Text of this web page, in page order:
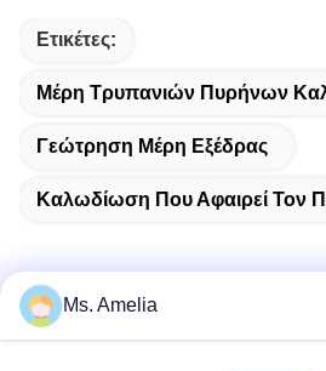
Ετικέτες:
Μέρη Τρυπανιών Πυρήνων
Γεώτρηση Μέρη Εξέδρας
Καλωδίωση Που Αφαιρεί Τον
Ms. Amelia